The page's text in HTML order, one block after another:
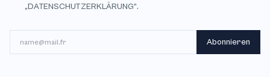
„DATENSCHUTZERKLÄRUNG“.
Abonnieren